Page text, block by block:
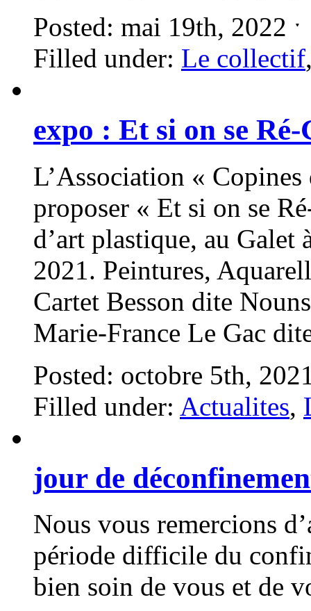
Posted: mai 19th, 2022
Filled under: Le collectif
expo : Et si on se
L’Association «
proposer « Et si on se
d’art plastique, au
2021. Peintures,
Cartet Besson dite
Marie-France Le Gac
Posted: octobre 5th,
Filled under: Actualites,
jour de
Nous vous remercions
période difficile du
bien soin de vous et de